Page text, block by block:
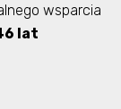
wsparcia
lat